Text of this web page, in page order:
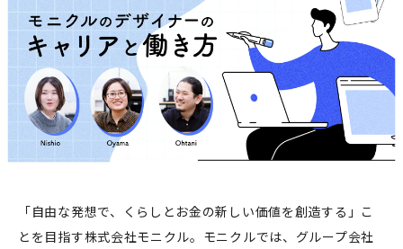
「自由な発想で、くらしとお金の新しい価値を創造する」こ
とを目指す株式会社モニクル。モニクルでは、グループ会社